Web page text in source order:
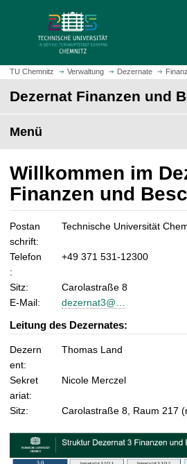
z
m
t
e
i
t
u
f
f
e
TU Chemnitz Verwaltung Dezernate
Dezernat Finanzen und
Menü
Willkommen im
Finanzen und
Postan
schrift:
Technische Universität
Telefon
:
+49 371 531-12300
Sitz:
Carolastraße 8
E-Mail:
dezernat3@…
Leitung des Dezernates:
Dezern
ent:
Thomas Land
Sekret
ariat:
Nicole Merczel
Sitz: Carolastraße 8, Raum 217